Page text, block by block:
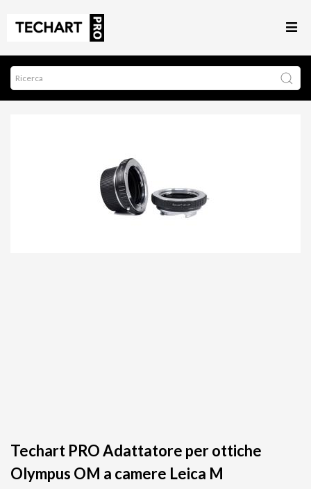
Techart PRO Adattatore per ottiche
Olympus OM a camere Leica M